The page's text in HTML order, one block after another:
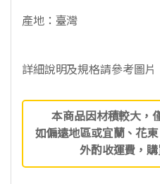
產地：臺灣
詳細說明及規格請參考圖片
本商品因材積較大，
如偏遠地區或宜蘭、花
外酌收運費，購